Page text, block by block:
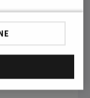
/ Komedia /